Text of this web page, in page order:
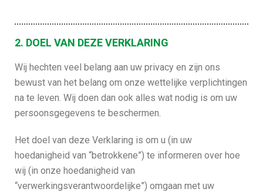
2. DOEL VAN DEZE VERKLARING
Wij hechten veel belang aan uw privacy en zijn ons
bewust van het belang om onze wettelijke verplichtingen
na te leven. Wij doen dan ook alles wat nodig is om uw
persoonsgegevens te beschermen.
Het doel van deze Verklaring is om u (in uw
hoedanigheid van “betrokkene”) te informeren over hoe
wij (in onze hoedanigheid van
“verwerkingsverantwoordelijke”) omgaan met uw